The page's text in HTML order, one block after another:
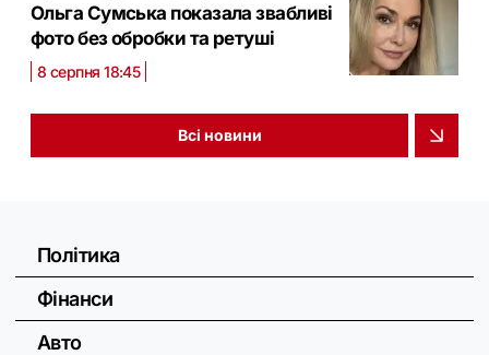
Ольга Сумська показала звабливі
фото без обробки та ретуші
8 серпня 18:45
Всі новини
Політика
Фінанси
Авто